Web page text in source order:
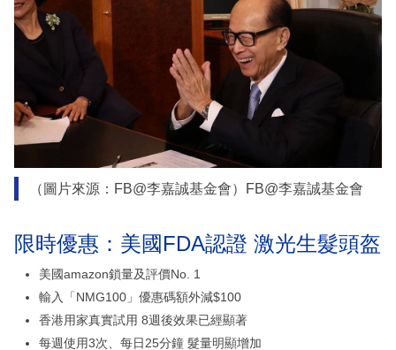
（圖片來源：FB@李嘉誠基金會）FB@李嘉誠基金會
限時優惠：美國FDA認證 激光生髮頭盔
美國amazon鎖量及評價No. 1
輸入「NMG100」優惠碼額外減$100
香港用家真實試用 8週後效果已經顯著
每週使用3次、每日25分鐘 髮量明顯增加